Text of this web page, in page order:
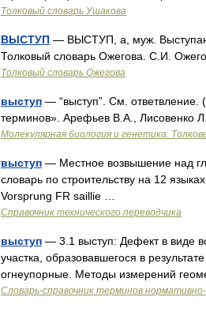
Толковый словарь Ушакова
ВЫСТУП — ВЫСТУП, а, муж.
Толковый словарь Ожегова. С.И.
Толковый словарь Ожегова
выступ — “выступ”. См. ответвление.
терминов». Арефьев В.А., Лисовенко
Молекулярная биология и генетика.
выступ — Местное возвышение над
словарь по строительству на 12
Vorsprung FR saillie …
Справочник технического переводчика
выступ — 3.1 выступ: Дефект в виде
участка, образовавшегося в
огнеупорные. Методы измерений
Словарь-справочник терминов